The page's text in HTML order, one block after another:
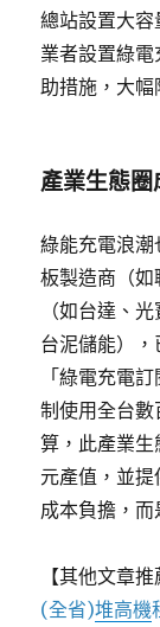
總站設置大
業者設置綠
助措施，大幅
產業生態圈
綠能充電浪
板製造商（
（如台達、
台泥儲能）
「綠電充電
制使用全台
算，此產業
元產值，並
成本負擔，而
【其他文章推
(全省)堆高機